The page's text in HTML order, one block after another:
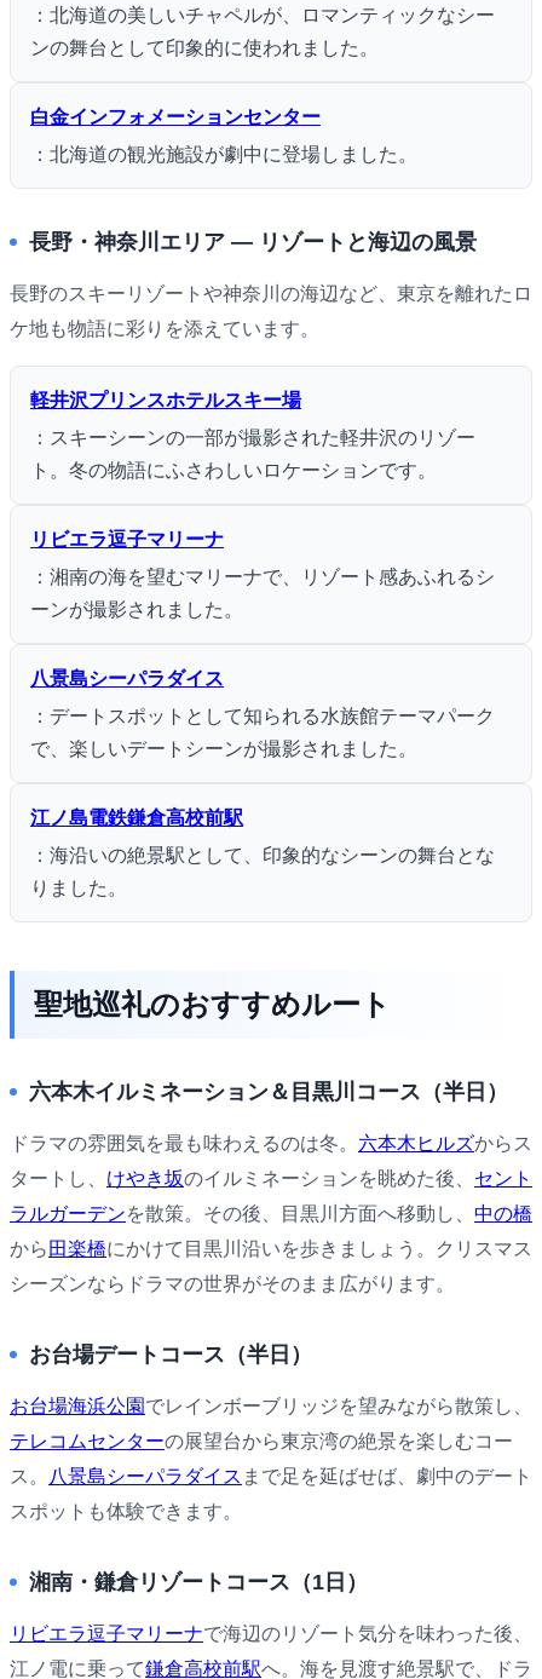
：北海道の美しいチャペルが、ロマンティックなシー
ンの舞台として印象的に使われました。
白金インフォメーションセンター
：北海道の観光施設が劇中に登場しました。
長野・神奈川エリア ― リゾートと海辺の風景
長野のスキーリゾートや神奈川の海辺など、東京を離れたロ
ケ地も物語に彩りを添えています。
軽井沢プリンスホテルスキー場
：スキーシーンの一部が撮影された軽井沢のリゾー
ト。冬の物語にふさわしいロケーションです。
リビエラ逗子マリーナ
：湘南の海を望むマリーナで、リゾート感あふれるシ
ーンが撮影されました。
八景島シーパラダイス
：デートスポットとして知られる水族館テーマパーク
で、楽しいデートシーンが撮影されました。
江ノ島電鉄鎌倉高校前駅
：海沿いの絶景駅として、印象的なシーンの舞台とな
りました。
聖地巡礼のおすすめルート
六本木イルミネーション＆目黒川コース（半日）
ドラマの雰囲気を最も味わえるのは冬。 六本木ヒルズからス
タートし、 けやき坂のイルミネーションを眺めた後、 セント
ラルガーデンを散策。その後、目黒川方面へ移動し、 中の橋
から 田楽橋にかけて目黒川沿いを歩きましょう。クリスマス
シーズンならドラマの世界がそのまま広がります。
お台場デートコース（半日）
お台場海浜公園 でレインボーブリッジを望みながら散策し、
テレコムセンターの展望台から東京湾の絶景を楽しむコー
ス。
八景島シーパラダイス まで足を延ばせば、劇中のデート
スポットも体験できます。
湘南・鎌倉リゾートコース（1日）
リビエラ逗子マリーナで海辺のリゾート気分を味わった後、
江ノ電に乗って鎌倉高校前駅へ。海を見渡す絶景駅で、ドラ